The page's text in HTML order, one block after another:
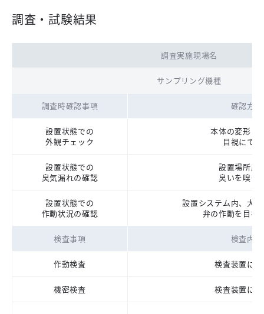
調査・試験結果
調査実施現場名
サンプリング機種
調査時確認事項 確認方法
設置状態での
外観チェック
本体の変形・
目視にて
設置状態での
臭気漏れの確認
設置場所周
臭いを嗅ぎ
設置状態での
作動状況の確認
設置システム内、大
弁の作動を目視
検査事項 検査内容
作動検査 検査装置に
機密検査 検査装置に